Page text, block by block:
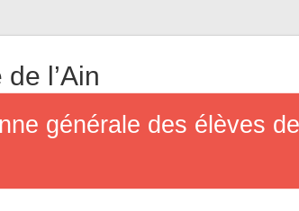
l’Ain
générale des élèves